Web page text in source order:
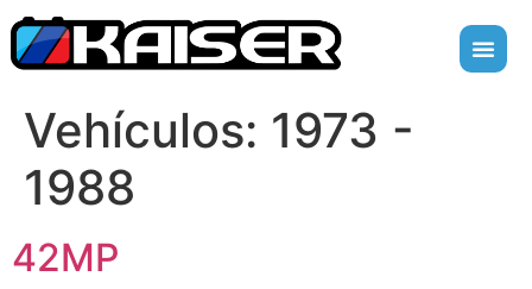
Vehículos: 1973 -
1988
42MP